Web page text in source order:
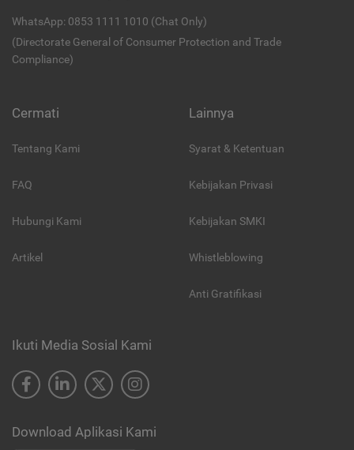
WhatsApp: 0853 1111 1010 (Chat Only)
(Directorate General of Consumer Protection and Trade
Compliance)
Cermati
Tentang Kami
FAQ
Hubungi Kami
Artikel
Lainnya
Syarat & Ketentuan
Kebijakan Privasi
Kebijakan SMKI
Whistleblowing
Anti Gratifikasi
Ikuti Media Sosial Kami
Download Aplikasi Kami